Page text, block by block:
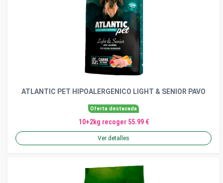
ATLANTIC PET HIPOALERGENICO LIGHT & SENIOR PAVO
Oferta destacada
10+2kg recoger 55.99 €
Ver detalles